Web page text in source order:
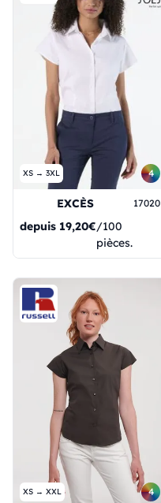
XS → 3XL 4
EXCÈS 17020
depuis 19,20€/100
pièces.
XS → XXL 4